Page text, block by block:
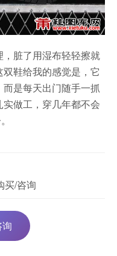
脏了用湿布轻轻擦就
鞋给我的感觉是，它
是每天出门随手一抓
做工，穿几年都不会
买/咨询